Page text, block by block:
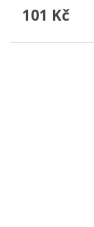
101 Kč